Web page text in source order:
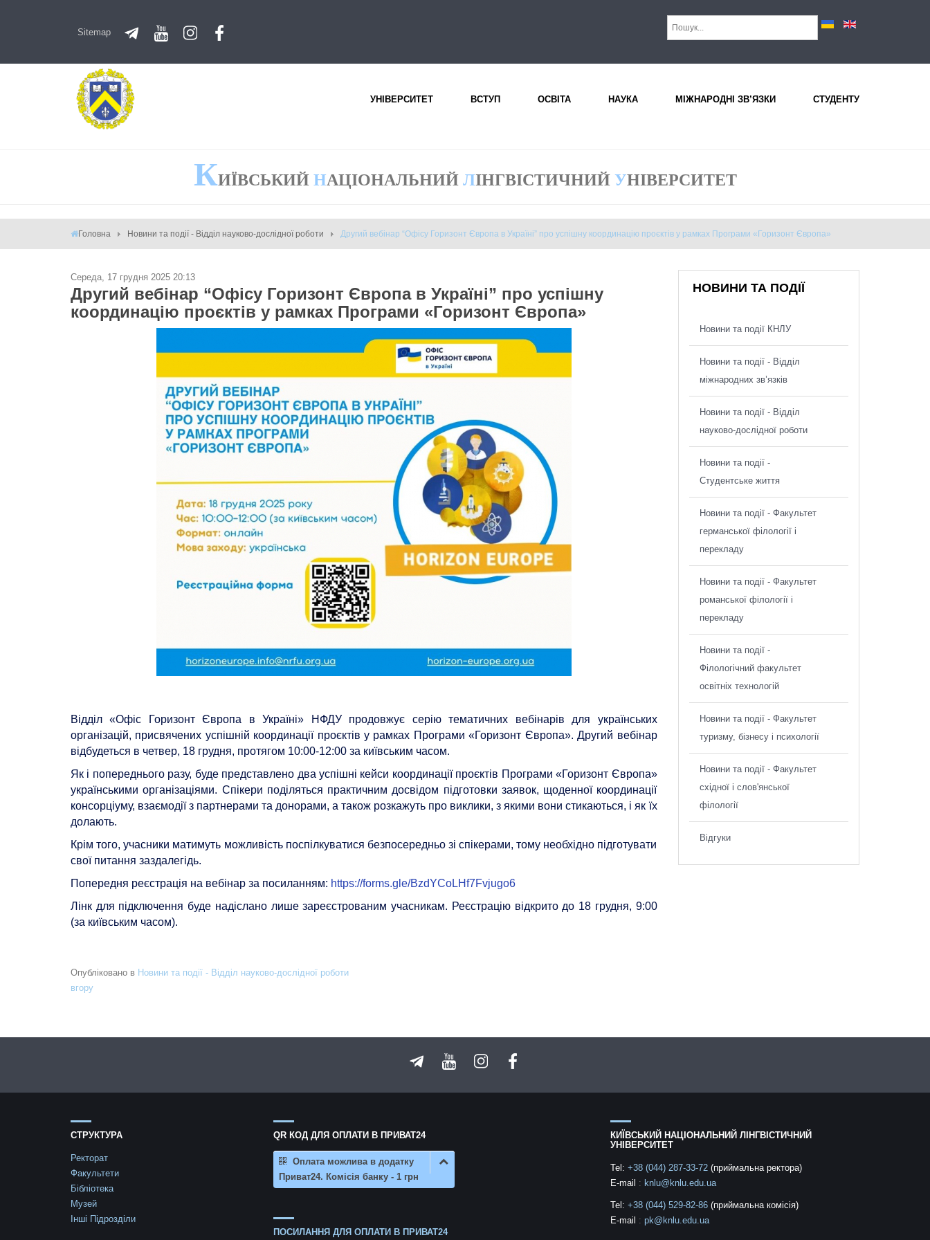
Sitemap
УНІВЕРСИТЕТ ВСТУП ОСВІТА НАУКА МІЖНАРОДНІ ЗВ’ЯЗКИ СТУДЕНТУ
КИЇВСЬКИЙ НАЦІОНАЛЬНИЙ ЛІНГВІСТИЧНИЙ УНІВЕРСИТЕТ
Головна Новини та події - Відділ науково-дослідної роботи Другий вебінар “Офісу Горизонт Європа в Україні” про успішну координацію проєктів у рамках Програми «Горизонт Європа»
Середа, 17 грудня 2025 20:13
Другий вебінар “Офісу Горизонт Європа в Україні” про успішну
координацію проєктів у рамках Програми «Горизонт Європа»
Відділ «Офіс Горизонт Європа в Україні» НФДУ продовжує серію тематичних вебінарів для українських
організацій, присвячених успішній координації проєктів у рамках Програми «Горизонт Європа». Другий вебінар
відбудеться в четвер, 18 грудня, протягом 10:00-12:00 за київським часом.
Як і попереднього разу, буде представлено два успішні кейси координації проєктів Програми «Горизонт Європа»
українськими організаціями. Спікери поділяться практичним досвідом підготовки заявок, щоденної координації
консорціуму, взаємодії з партнерами та донорами, а також розкажуть про виклики, з якими вони стикаються, і як їх
долають.
Крім того, учасники матимуть можливість поспілкуватися безпосередньо зі спікерами, тому необхідно підготувати
свої питання заздалегідь.
Попередня реєстрація на вебінар за посиланням: https://forms.gle/BzdYCoLHf7Fvjugo6
Лінк для підключення буде надіслано лише зареєстрованим учасникам. Реєстрацію відкрито до 18 грудня, 9:00
(за київським часом).
Опубліковано в Новини та події - Відділ науково-дослідної роботи
вгору
НОВИНИ ТА ПОДІЇ
Новини та події КНЛУ
Новини та події - Відділ
міжнародних зв’язків
Новини та події - Відділ
науково-дослідної роботи
Новини та події -
Студентське життя
Новини та події - Факультет
германської філології і
перекладу
Новини та події - Факультет
романської філології і
перекладу
Новини та події -
Філологічний факультет
освітніх технологій
Новини та події - Факультет
туризму, бізнесу і психології
Новини та події - Факультет
східної і слов'янської
філології
Відгуки
СТРУКТУРА
Ректорат
Факультети
Бібліотека
Музей
Інші Підрозділи
QR КОД ДЛЯ ОПЛАТИ В ПРИВАТ24
Оплата можлива в додатку
Приват24. Комісія банку - 1 грн
ПОСИЛАННЯ ДЛЯ ОПЛАТИ В ПРИВАТ24
КИЇВСЬКИЙ НАЦІОНАЛЬНИЙ ЛІНГВІСТИЧНИЙ
УНІВЕРСИТЕТ
Tel: +38 (044) 287-33-72 (приймальна ректора)
E-mail : knlu@knlu.edu.ua
Tel: +38 (044) 529-82-86 (приймальна комісія)
E-mail : pk@knlu.edu.ua